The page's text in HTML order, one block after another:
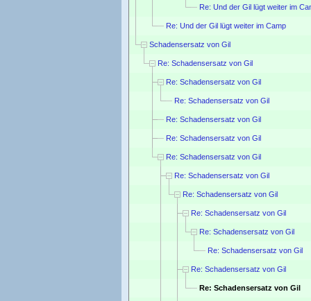
Re: Und der Gil lügt weiter im
Re: Und der Gil lügt weiter im Camp
Schadensersatz von Gil
Re: Schadensersatz von Gil
Re: Schadensersatz von Gil
Re: Schadensersatz von Gil
Re: Schadensersatz von Gil
Re: Schadensersatz von Gil
Re: Schadensersatz von Gil
Re: Schadensersatz von Gil
Re: Schadensersatz von Gil
Re: Schadensersatz von Gil
Re: Schadensersatz von Gil
Re: Schadensersatz von Gil
Re: Schadensersatz von Gil
Re: Schadensersatz von Gil